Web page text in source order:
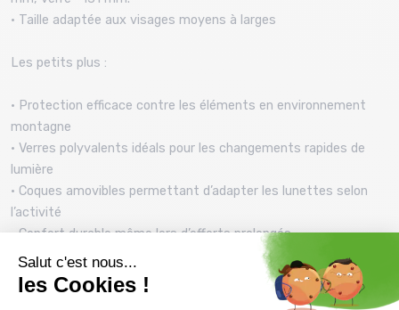
• Taille adaptée aux visages moyens à larges
Les petits plus :
• Protection efficace contre les éléments en environnement
montagne
• Verres polyvalents idéals pour les changements rapides de
lumière
• Coques amovibles permettant d’adapter les lunettes selon
l’activité
• Confort durable même lors d’efforts prolongés
Les Julbo Edge Cover sont des lunettes de haute montagne
complètes et polyvalentes, offrant une protection avancée,